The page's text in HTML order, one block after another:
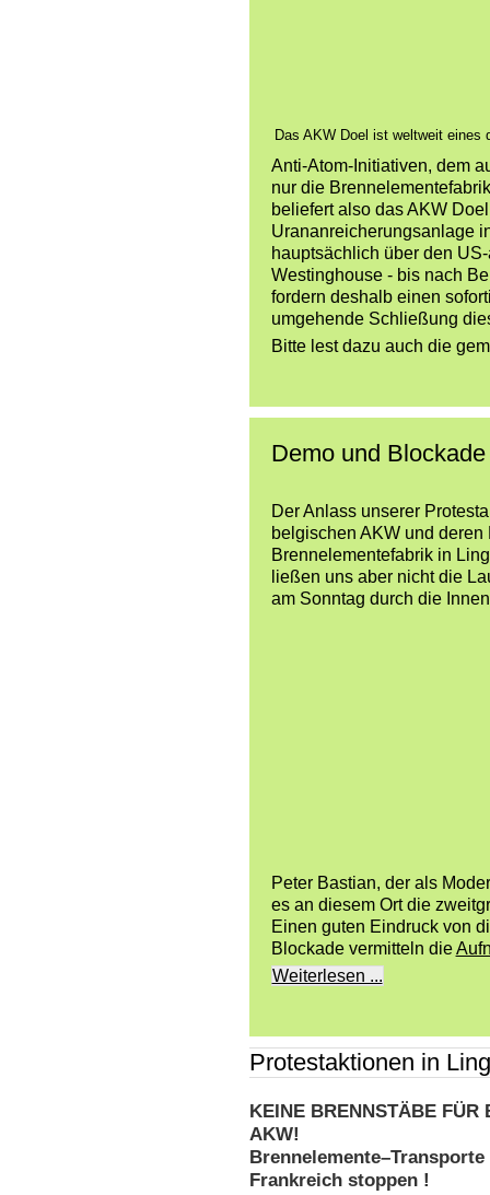
Das AKW Doel ist weltweit eines
Anti-Atom-Initiativen, dem
nur die
beliefert also das AKW
Urananreicherungsanlage
hauptsächlich über den
Westinghouse - bis nach
fordern deshalb einen
umgehende Schließung
Bitte lest dazu auch die
Demo und
Der Anlass unserer
belgischen AKW und
Brennelementefabrik in
ließen uns aber nicht die
am Sonntag durch die
Peter Bastian, der als
es an diesem Ort die
Einen guten Eindruck von
Blockade vermitteln die
Weiterlesen ...
Protestaktionen in
KEINE BRENNSTÄBE
AKW!
Frankreich stoppen !